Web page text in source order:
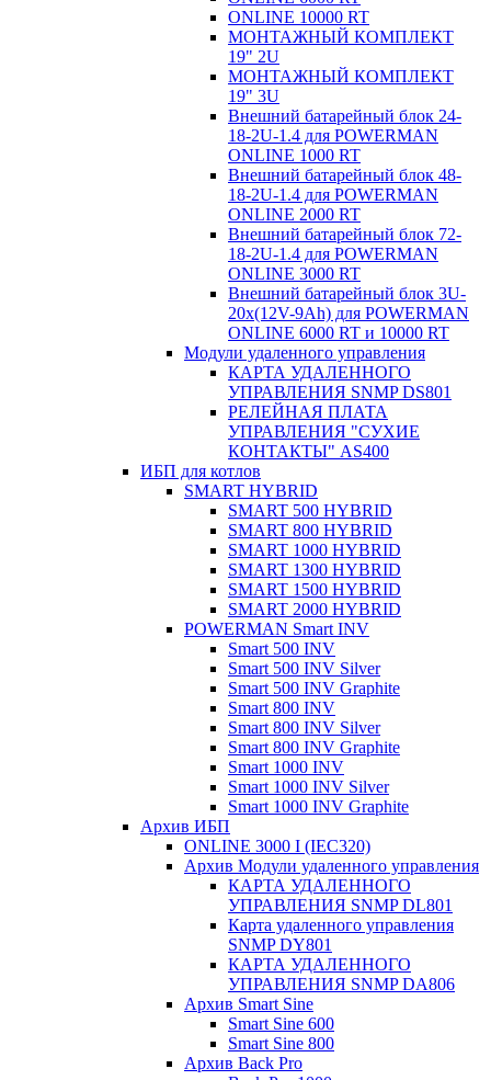
ONLINE 10000 RT
МОНТАЖНЫЙ КОМПЛЕКТ
19" 2U
МОНТАЖНЫЙ КОМПЛЕКТ
19" 3U
Внешний батарейный блок 24-
18-2U-1.4 для POWERMAN
ONLINE 1000 RT
Внешний батарейный блок 48-
18-2U-1.4 для POWERMAN
ONLINE 2000 RT
Внешний батарейный блок 72-
18-2U-1.4 для POWERMAN
ONLINE 3000 RT
Внешний батарейный блок 3U-
20x(12V-9Ah) для POWERMAN
ONLINE 6000 RT и 10000 RT
Модули удаленного управления
КАРТА УДАЛЕННОГО
УПРАВЛЕНИЯ SNMP DS801
РЕЛЕЙНАЯ ПЛАТА
УПРАВЛЕНИЯ "СУХИЕ
КОНТАКТЫ" AS400
ИБП для котлов
SMART HYBRID
SMART 500 HYBRID
SMART 800 HYBRID
SMART 1000 HYBRID
SMART 1300 HYBRID
SMART 1500 HYBRID
SMART 2000 HYBRID
POWERMAN Smart INV
Smart 500 INV
Smart 500 INV Silver
Smart 500 INV Graphite
Smart 800 INV
Smart 800 INV Silver
Smart 800 INV Graphite
Smart 1000 INV
Smart 1000 INV Silver
Smart 1000 INV Graphite
Архив ИБП
ONLINE 3000 I (IEC320)
Архив Модули удаленного управления
КАРТА УДАЛЕННОГО
УПРАВЛЕНИЯ SNMP DL801
Карта удаленного управления
SNMP DY801
КАРТА УДАЛЕННОГО
УПРАВЛЕНИЯ SNMP DА806
Архив Smart Sine
Smart Sine 600
Smart Sine 800
Архив Back Pro